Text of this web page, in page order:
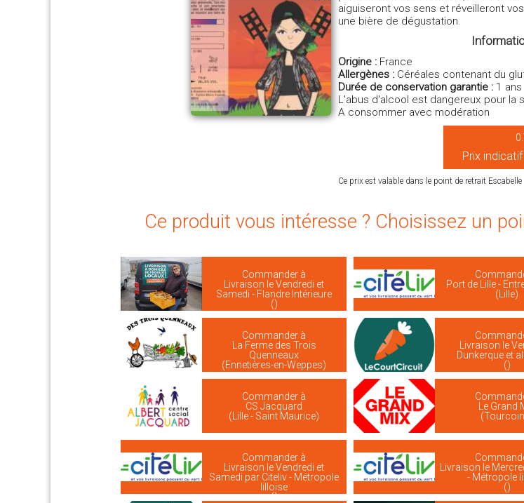
aiguiseront vos sens et réveilleront
une bière de dégustation.
Origine : France
Allergènes : Céréales contenant du
Durée de conservation garantie : 1 ans
L'abus d'alcool est dangereux pour la
A consommer avec modération
Prix
Ce prix est valable dans le point de retrait Escabelle
Ce produit vous intéresse ? Choisissez un
Commander à
Livraison le Vendredi et
Samedi - Flandre Intérieure
()
Port de Lille -
(Lille)
Commander à
La Ferme des Trois
Quenneaux
(Ennetières-en-Weppes)
Livraison le
Dunkerque et
()
Commander à
CS Jacquard
(Lille - Saint Maurice)
Le Grand
Commander à
Livraison le Vendredi et
Samedi par Citeliv - Métropole
lilloise
()
Livraison le
- Métropole
()